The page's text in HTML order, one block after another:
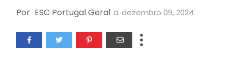
Por ESC Portugal Geral a dezembro 09, 2024